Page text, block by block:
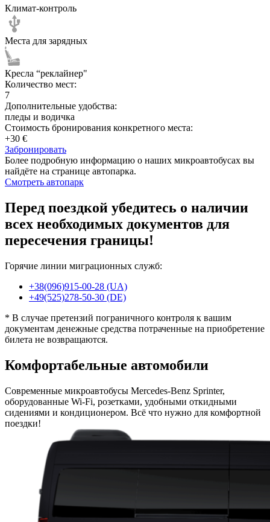
Климат-контроль
Места для зарядных
Кресла “реклайнер"
Количество мест:
7
Дополнительные удобства:
пледы и водичка
Стоимость бронирования конкретного места:
+30 €
Забронировать
Более подробную информацию о наших микроавтобусах вы
найдёте на странице автопарка.
Смотреть автопарк
Перед поездкой убедитесь о наличии
всех необходимых документов для
пересечения границы!
Горячие линии миграционных служб:
+38(096)915-00-28 (UA)
+49(525)278-50-30 (DE)
* В случае претензий пограничного контроля к вашим
документам денежные средства потраченные на приобретение
билета не возвращаются.
Комфортабельные автомобили
Современные микроавтобусы Mercedes-Benz Sprinter,
оборудованные Wi-Fi, розетками, удобными откидными
сидениями и кондиционером. Всё что нужно для комфортной
поездки!